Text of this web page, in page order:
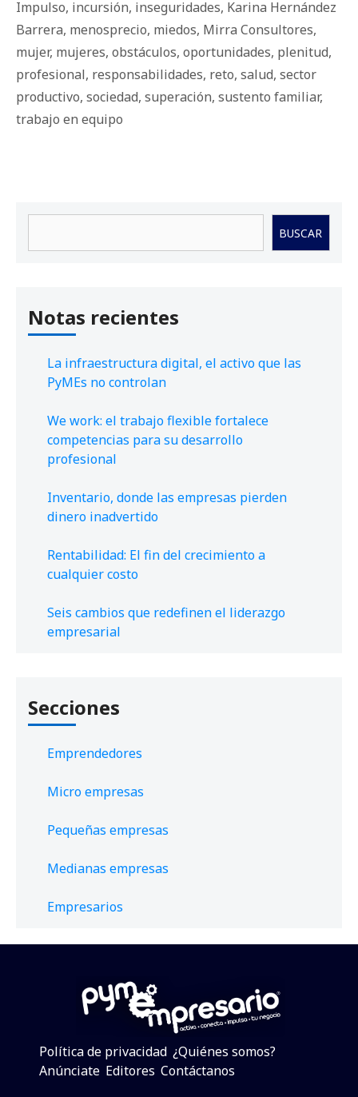
Impulso, incursión, inseguridades, Karina Hernández
Barrera, menosprecio, miedos, Mirra Consultores,
mujer, mujeres, obstáculos, oportunidades, plenitud,
profesional, responsabilidades, reto, salud, sector
productivo, sociedad, superación, sustento familiar,
trabajo en equipo
BUSCAR
Notas recientes
La infraestructura digital, el activo que las
PyMEs no controlan
We work: el trabajo flexible fortalece
competencias para su desarrollo
profesional
Inventario, donde las empresas pierden
dinero inadvertido
Rentabilidad: El fin del crecimiento a
cualquier costo
Seis cambios que redefinen el liderazgo
empresarial
Secciones
Emprendedores
Micro empresas
Pequeñas empresas
Medianas empresas
Empresarios
Política de privacidad ¿Quiénes somos?
Anúnciate Editores Contáctanos